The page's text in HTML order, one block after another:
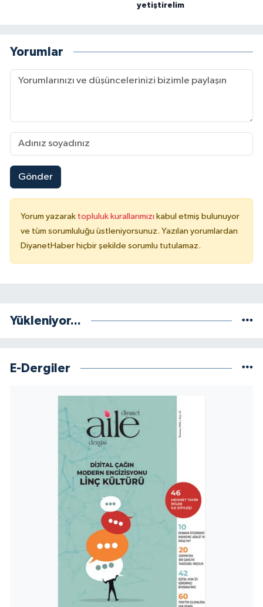
yetiştirelim
Yorumlar
Gönder
Yorum yazarak topluluk kurallarımızı kabul etmiş bulunuyor
ve tüm sorumluluğu üstleniyorsunuz. Yazılan yorumlardan
DiyanetHaber hiçbir şekilde sorumlu tutulamaz.
Yükleniyor...
E-Dergiler